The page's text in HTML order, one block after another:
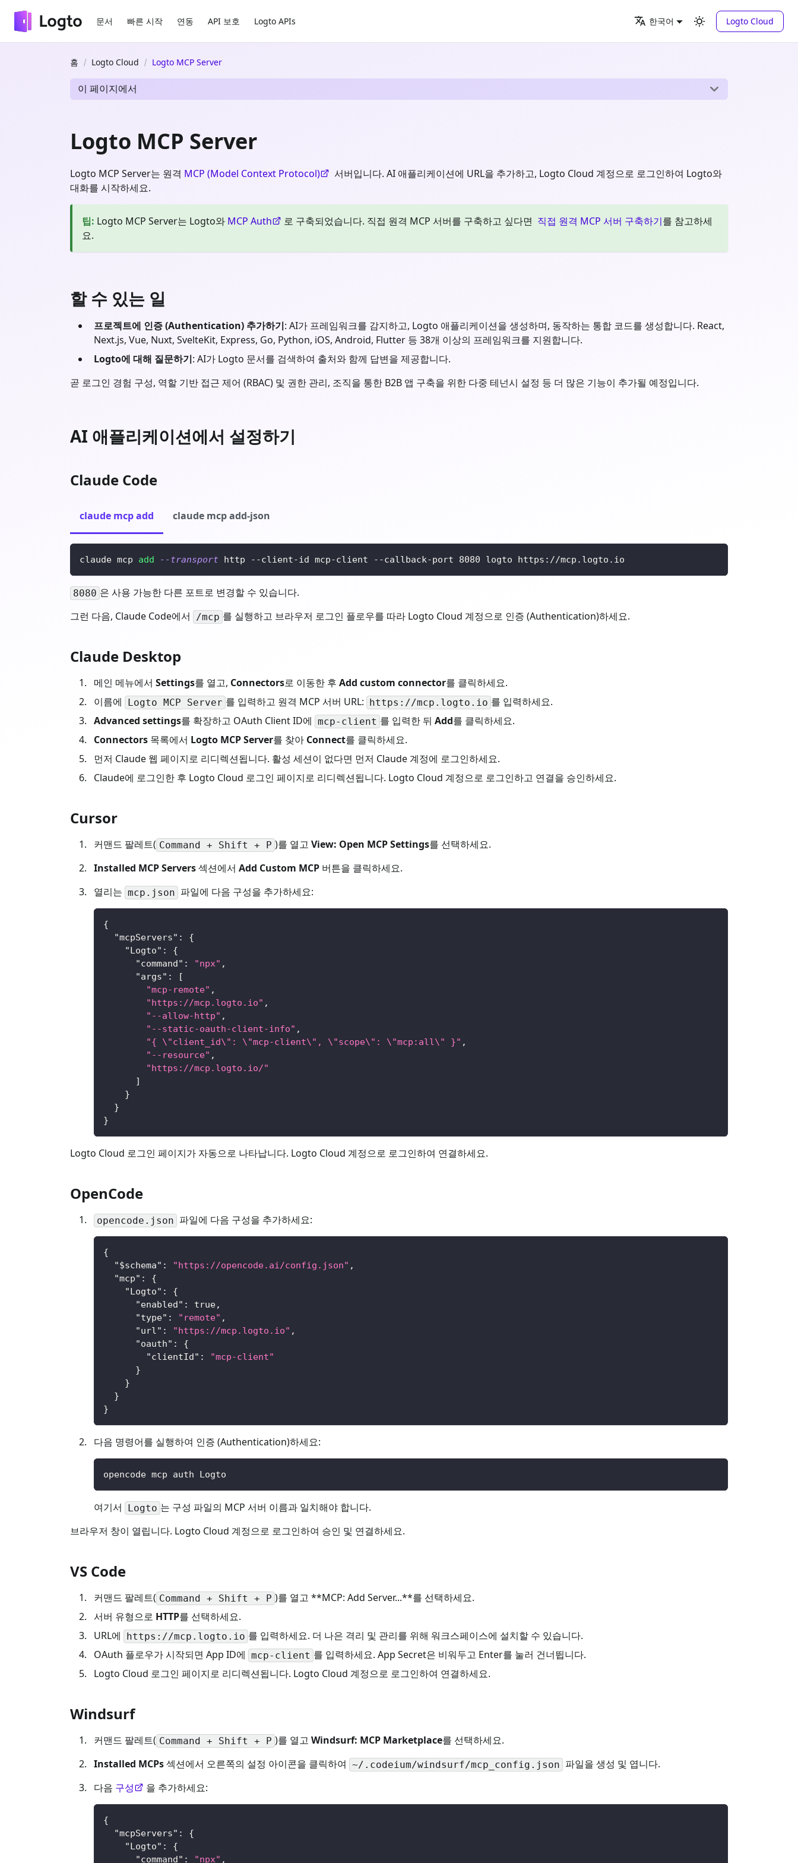
문서 빠른 시작 연동 API 보호 Logto APIs 한국어 Logto Cloud
홈 Logto Cloud Logto MCP Server
이 페이지에서
Logto MCP Server
Logto MCP Server는 원격 MCP (Model Context Protocol)
서버입니다. AI 애플리케이션에 URL을 추가하고, Logto Cloud 계정으로 로그인하여 Logto와
대화를 시작하세요.
팁: Logto MCP Server는 Logto와 MCP Auth 로 구축되었습니다. 직접 원격 MCP 서버를 구축하고 싶다면 직접 원격 MCP 서버 구축하기를 참고하세
요.
할 수 있는 일
프로젝트에 인증 (Authentication) 추가하기: AI가 프레임워크를 감지하고, Logto 애플리케이션을 생성하며, 동작하는 통합 코드를 생성합니다. React,
Next.js, Vue, Nuxt, SvelteKit, Express, Go, Python, iOS, Android, Flutter 등 38개 이상의 프레임워크를 지원합니다.
Logto에 대해 질문하기: AI가 Logto 문서를 검색하여 출처와 함께 답변을 제공합니다.
곧 로그인 경험 구성, 역할 기반 접근 제어 (RBAC) 및 권한 관리, 조직을 통한 B2B 앱 구축을 위한 다중 테넌시 설정 등 더 많은 기능이 추가될 예정입니다.
AI 애플리케이션에서 설정하기
Claude Code
claude mcp add claude mcp add-json
claude mcp add --transport http --client-id mcp-client --callback-port 8080 logto https://mcp.logto.io
8080 은 사용 가능한 다른 포트로 변경할 수 있습니다.
그런 다음, Claude Code에서
/mcp 를 실행하고 브라우저 로그인 플로우를 따라 Logto Cloud 계정으로 인증 (Authentication)하세요.
Claude Desktop
메인 메뉴에서 Settings를 열고, Connectors로 이동한 후 Add custom connector를 클릭하세요.
이름에
Logto MCP Server 를 입력하고 원격 MCP 서버 URL: https://mcp.logto.io 를 입력하세요.
Advanced settings를 확장하고 OAuth Client ID에 mcp-client 를 입력한 뒤 Add를 클릭하세요.
Connectors 목록에서 Logto MCP Server를 찾아 Connect를 클릭하세요.
먼저 Claude 웹 페이지로 리디렉션됩니다. 활성 세션이 없다면 먼저 Claude 계정에 로그인하세요.
Claude에 로그인한 후 Logto Cloud 로그인 페이지로 리디렉션됩니다. Logto Cloud 계정으로 로그인하고 연결을 승인하세요.
Cursor
커맨드 팔레트( Command + Shift + P )를 열고 View: Open MCP Settings를 선택하세요.
Installed MCP Servers섹션에서 Add Custom MCP 버튼을 클릭하세요.
열리는 mcp.json 파일에 다음 구성을 추가하세요:
{
"mcpServers" :
{
"Logto" :
{
"command" : "npx" ,
"args" :
[
"mcp-remote" ,
"https://mcp.logto.io" ,
"--allow-http" ,
"--static-oauth-client-info" ,
"{ \"client_id\": \"mcp-client\", \"scope\": \"mcp:all\" }" ,
"--resource" ,
"https://mcp.logto.io/"
]
}
}
}
Logto Cloud 로그인 페이지가 자동으로 나타납니다. Logto Cloud 계정으로 로그인하여 연결하세요.
OpenCode
opencode.json 파일에 다음 구성을 추가하세요:
{
"$schema" : "https://opencode.ai/config.json" ,
"mcp" :
{
"Logto" :
{
"enabled" : true,
"type" : "remote" ,
"url" : "https://mcp.logto.io" ,
"oauth" :
{
"clientId" :
"mcp-client"
}
}
}
}
다음 명령어를 실행하여 인증 (Authentication)하세요:
opencode mcp auth Logto
여기서 Logto 는 구성 파일의 MCP 서버 이름과 일치해야 합니다.
브라우저 창이 열립니다. Logto Cloud 계정으로 로그인하여 승인 및 연결하세요.
VS Code
커맨드 팔레트( Command + Shift + P )를 열고 **MCP: Add Server...**를 선택하세요.
서버 유형으로 HTTP를 선택하세요.
URL에
https://mcp.logto.io 를 입력하세요. 더 나은 격리 및 관리를 위해 워크스페이스에 설치할 수 있습니다.
OAuth 플로우가 시작되면 App ID에 mcp-client 를 입력하세요. App Secret은 비워두고 Enter를 눌러 건너뜁니다.
Logto Cloud 로그인 페이지로 리디렉션됩니다. Logto Cloud 계정으로 로그인하여 연결하세요.
Windsurf
커맨드 팔레트( Command + Shift + P )를 열고 Windsurf: MCP Marketplace를 선택하세요.
Installed MCPs섹션에서 오른쪽의 설정 아이콘을 클릭하여 ~/.codeium/windsurf/mcp_config.json 파일을 생성 및 엽니다.
다음 구성 을 추가하세요:
{
"mcpServers" :
{
"Logto" :
{
"command" : "npx" ,